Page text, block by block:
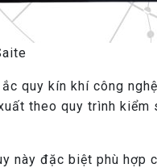
quy kín khí công
theo quy trình
này đặc biệt phù